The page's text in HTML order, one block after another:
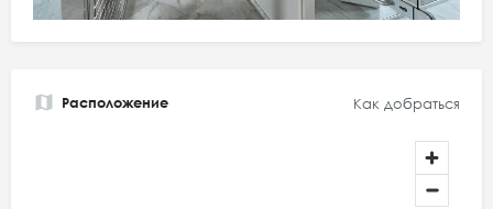
Расположение Как добраться